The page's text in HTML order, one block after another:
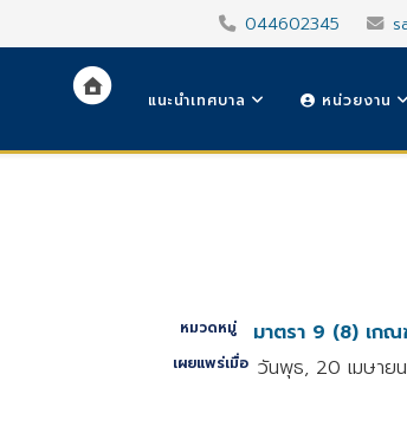
044602345
แนะนำเทศบาล หน่วยงาน
หมวดหมู่ มาตรา 9 (8) เกณ
เผยแพร่เมื่อ วันพุธ, 20 เมษาย